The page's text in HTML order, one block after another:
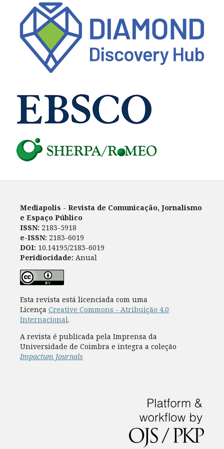
Mediapolis - Revista de Comunicação, Jornalismo
e Espaço Público
ISSN: 2183-5918
e-ISSN: 2183-6019
DOI: 10.14195/2183-6019
Peridiocidade: Anual
Esta revista está licenciada com uma
Licença Creative Commons - Atribuição 4.0
Internacional.
A revista é publicada pela Imprensa da
Universidade de Coimbra e integra a coleção
Impactum Journals